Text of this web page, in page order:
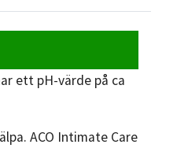
ett pH-värde på ca
ACO Intimate Care